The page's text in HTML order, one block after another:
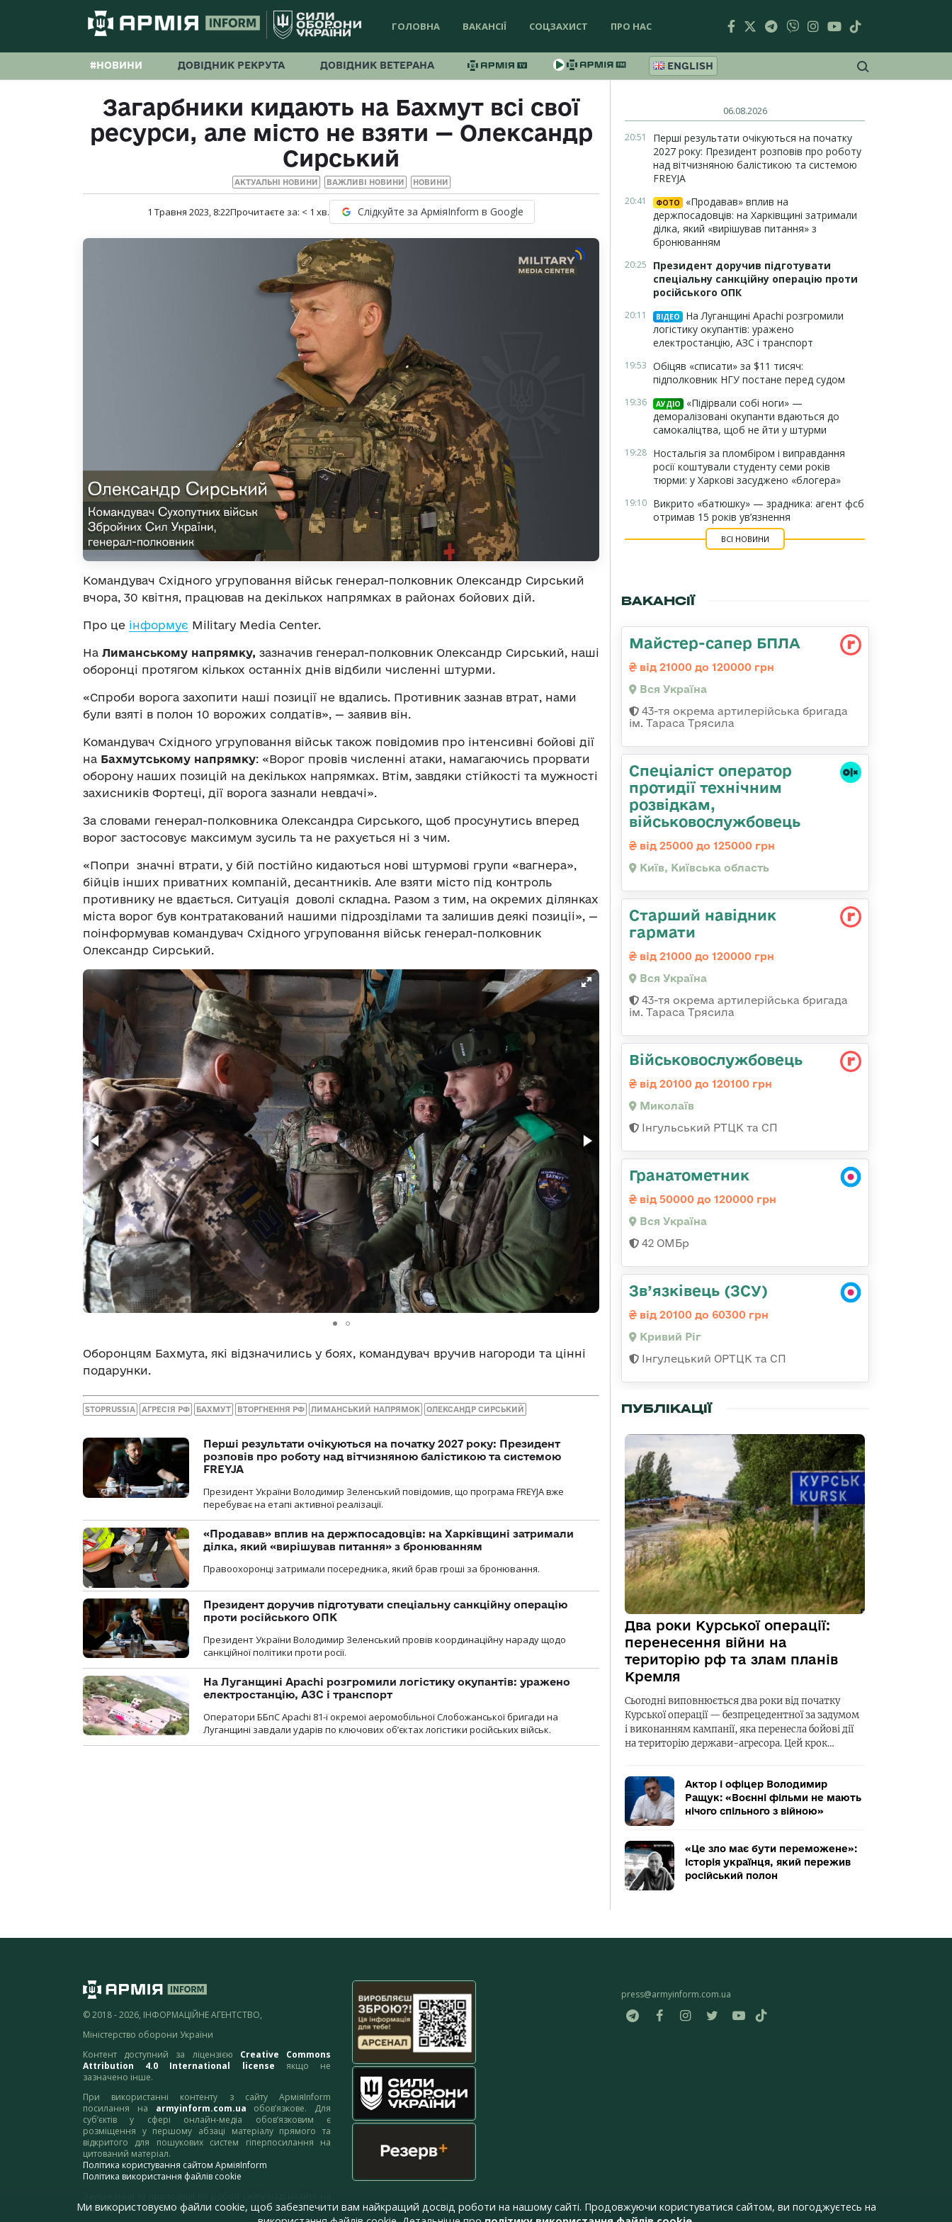
ГОЛОВНА ВАКАНСІЇ СОЦЗАХИСТ ПРО НАС
#НОВИНИ ДОВІДНИК РЕКРУТА ДОВІДНИК ВЕТЕРАНА ENGLISH
Загарбники кидають на Бахмут всі свої
ресурси, але місто не взяти — Олександр
Сирський
АКТУАЛЬНІ НОВИНИ ВАЖЛИВІ НОВИНИ НОВИНИ
1 Травня 2023, 8:22Прочитаєте за: < 1 хв. Слідкуйте за АрміяInform в Google
Командувач Східного угруповання військ генерал-полковник Олександр Сирський
вчора, 30 квітня, працював на декількох напрямках в районах бойових дій.
Про це інформує Military Media Center.
На Лиманському напрямку, зазначив генерал-полковник Олександр Сирський, наші
оборонці протягом кількох останніх днів відбили численні штурми.
«Спроби ворога захопити наші позиції не вдались. Противник зазнав втрат, нами
були взяті в полон 10 ворожих солдатів», — заявив він.
Командувач Східного угруповання військ також повідомив про інтенсивні бойові дії
на Бахмутському напрямку: «Ворог провів численні атаки, намагаючись прорвати
оборону наших позицій на декількох напрямках. Втім, завдяки стійкості та мужності
захисників Фортеці, дії ворога зазнали невдачі».
За словами генерал-полковника Олександра Сирського, щоб просунутись вперед
ворог застосовує максимум зусиль та не рахується ні з чим.
«Попри значні втрати, у бій постійно кидаються нові штурмові групи «вагнера»,
бійців інших приватних компаній, десантників. Але взяти місто під контроль
противнику не вдається. Ситуація доволі складна. Разом з тим, на окремих ділянках
міста ворог був контратакований нашими підрозділами та залишив деякі позиціі», —
поінформував командувач Східного угруповання військ генерал-полковник
Олександр Сирський.
Оборонцям Бахмута, які відзначились у боях, командувач вручив нагороди та цінні
подарунки.
STOPRUSSIA АГРЕСІЯ РФ БАХМУТ ВТОРГНЕННЯ РФ ЛИМАНСЬКИЙ НАПРЯМОК ОЛЕКСАНДР СИРСЬКИЙ
Перші результати очікуються на початку 2027 року: Президент
розповів про роботу над вітчизняною балістикою та системою
FREYJA
Президент України Володимир Зеленський повідомив, що програма FREYJA вже
перебуває на етапі активної реалізації.
«Продавав» вплив на держпосадовців: на Харківщині затримали
ділка, який «вирішував питання» з бронюванням
Правоохоронці затримали посередника, який брав гроші за бронювання.
Президент доручив підготувати спеціальну санкційну операцію
проти російського ОПК
Президент України Володимир Зеленський провів координаційну нараду щодо
санкційної політики проти росії.
На Луганщині Apachi розгромили логістику окупантів: уражено
електростанцію, АЗС і транспорт
Оператори ББпС Apachi 81-ї окремої аеромобільної Слобожанської бригади на
Луганщині завдали ударів по ключових об’єктах логістики російських військ.
06.08.2026
20:51
Перші результати очікуються на початку
2027 року: Президент розповів про роботу
над вітчизняною балістикою та системою
FREYJA
20:41 ФОТО
«Продавав» вплив на
держпосадовців: на Харківщині затримали
ділка, який «вирішував питання» з
бронюванням
20:25
Президент доручив підготувати
спеціальну санкційну операцію проти
російського ОПК
20:11 ВІДЕО
На Луганщині Apachi розгромили
логістику окупантів: уражено
електростанцію, АЗС і транспорт
19:53 Обіцяв «списати» за $11 тисяч:
підполковник НГУ постане перед судом
19:36 АУДІО
«Підірвали собі ноги» —
деморалізовані окупанти вдаються до
самокаліцтва, щоб не йти у штурми
19:28 Ностальгія за пломбіром і виправдання
росії коштували студенту семи років
тюрми: у Харкові засуджено «блогера»
19:10 Викрито «батюшку» — зрадника: агент фсб
отримав 15 років ув’язнення
ВСІ НОВИНИ
ВАКАНСІЇ
Майстер-сапер БПЛА
від 21000 до 120000 грн
Вся Україна
43-тя окрема артилерійська бригада
ім. Тараса Трясила
Спеціаліст оператор
протидії технічним
розвідкам,
військовослужбовець
від 25000 до 125000 грн
Київ, Київська область
Старший навідник
гармати
від 21000 до 120000 грн
Вся Україна
43-тя окрема артилерійська бригада
ім. Тараса Трясила
Військовослужбовець
від 20100 до 120100 грн
Миколаїв
Інгульський РТЦК та СП
Гранатометник
від 50000 до 120000 грн
Вся Україна
42 ОМБр
Зв’язківець (ЗСУ)
від 20100 до 60300 грн
Кривий Ріг
Інгулецький ОРТЦК та СП
ПУБЛІКАЦІЇ
Два роки Курської операції:
перенесення війни на
територію рф та злам планів
Кремля
Сьогодні виповнюється два роки від початку
Курської операції — безпрецедентної за задумом
і виконанням кампанії, яка перенесла бойові дії
на територію держави-агресора. Цей крок…
Актор і офіцер Володимир
Ращук: «Воєнні фільми не мають
нічого спільного з війною»
«Це зло має бути переможене»:
історія українця, який пережив
російський полон
© 2018 - 2026, ІНФОРМАЦІЙНЕ АГЕНТСТВО,
Міністерство оборони України
Контент доступний за ліцензією Creative Commons
Attribution 4.0 International license якщо не
зазначено інше.
При використанні контенту з сайту АрміяInform
посилання на armyinform.com.ua обов’язкове. Для
суб’єктів у сфері онлайн-медіа обов’язковим є
розміщення у першому абзаці матеріалу прямого та
відкритого для пошукових систем гіперпосилання на
цитований матеріал.
Політика користування сайтом АрміяInform
Політика використання файлів cookie
адресу:webmaster@armyinform.com.ua
press@armyinform.com.ua
Ми використовуємо файли cookie, щоб забезпечити вам найкращий досвід роботи на нашому сайті. Продовжуючи користуватися сайтом, ви погоджуєтесь на